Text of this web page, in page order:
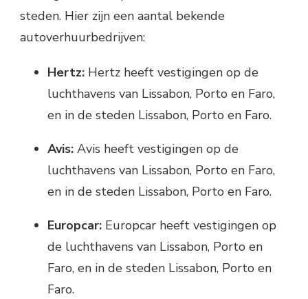
steden. Hier zijn een aantal bekende
autoverhuurbedrijven:
Hertz: Hertz heeft vestigingen op de
luchthavens van Lissabon, Porto en Faro,
en in de steden Lissabon, Porto en Faro.
Avis: Avis heeft vestigingen op de
luchthavens van Lissabon, Porto en Faro,
en in de steden Lissabon, Porto en Faro.
Europcar: Europcar heeft vestigingen op
de luchthavens van Lissabon, Porto en
Faro, en in de steden Lissabon, Porto en
Faro.